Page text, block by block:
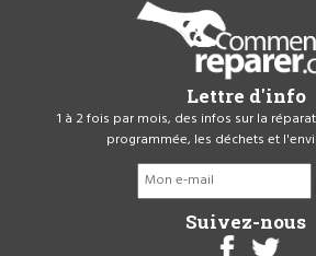
Lettre d'info
1 à 2 fois par mois, des infos sur la
programmée, les déchets et
Suivez-nous